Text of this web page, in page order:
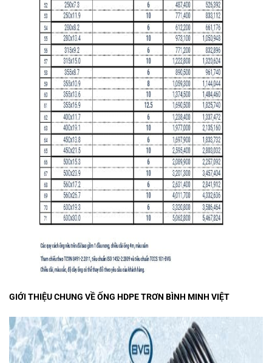
GIỚI THIỆU CHUNG VỀ ỐNG HDPE TRƠN BÌNH MINH VIỆT